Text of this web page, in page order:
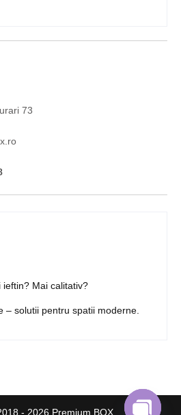
73
Mai calitativ?
– solutii pentru spatii moderne.
- 2026 Premium BOX